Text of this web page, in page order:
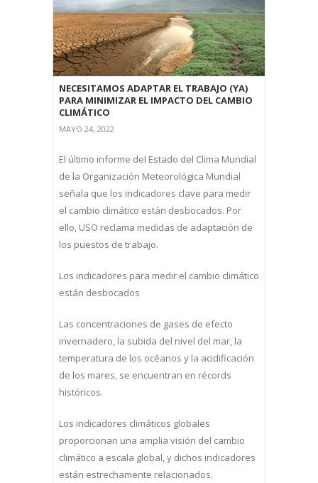
NECESITAMOS ADAPTAR EL TRABAJO (YA)
PARA MINIMIZAR EL IMPACTO DEL CAMBIO
CLIMÁTICO
MAYO 24, 2022
El último informe del Estado del Clima Mundial
de la Organización Meteorológica Mundial
señala que los indicadores clave para medir
el cambio climático están desbocados. Por
ello, USO reclama medidas de adaptación de
los puestos de trabajo.
Los indicadores para medir el cambio climático
están desbocados
Las concentraciones de gases de efecto
invernadero, la subida del nivel del mar, la
temperatura de los océanos y la acidificación
de los mares, se encuentran en récords
históricos.
Los indicadores climáticos globales
proporcionan una amplia visión del cambio
climático a escala global, y dichos indicadores
están estrechamente relacionados.